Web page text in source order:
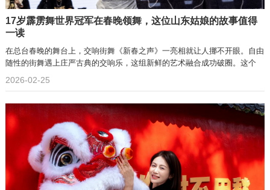
17岁霹雳舞世界冠军在春晚领舞，这位山东姑娘的故事值得
一读
在总台春晚的舞台上，交响街舞《新春之声》一亮相就让人挪不开眼。自由
随性的街舞遇上庄严古典的交响乐，这组新鲜的艺术融合成功破圈。这个
2026-02-25